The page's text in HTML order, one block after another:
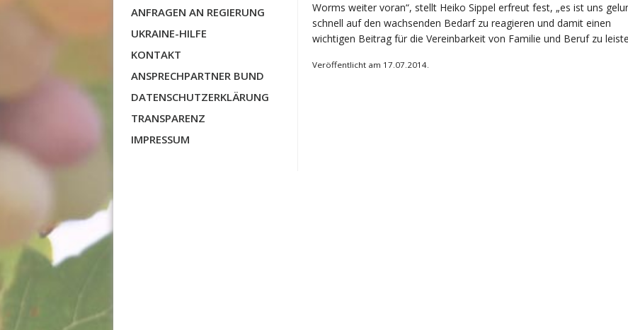
ANFRAGEN AN REGIERUNG
UKRAINE-HILFE
KONTAKT
ANSPRECHPARTNER BUND
DATENSCHUTZERKLÄRUNG
TRANSPARENZ
IMPRESSUM
Worms weiter voran“, stellt Heiko Sippel erfreut fest, „es ist uns
schnell auf den wachsenden Bedarf zu reagieren und damit einen
wichtigen Beitrag für die Vereinbarkeit von Familie und Beruf zu
Veröffentlicht am 17.07.2014.